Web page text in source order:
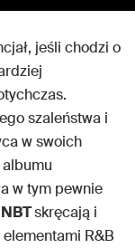
jeśli chodzi o
szaleństwa i
w swoich
w tym pewnie
NBTskręcają i
R&B